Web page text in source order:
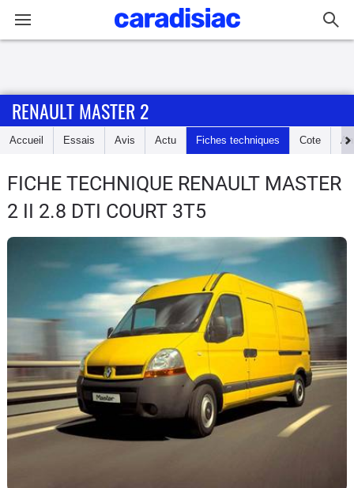
Accueil
Essais
Guide
Utilitaires
Flottes
Auto
Services
RENAULT MASTER 2
Accueil Essais Avis Actu Fiches techniques Cote
FICHE TECHNIQUE RENAULT MASTER
2 II 2.8 DTI COURT 3T5